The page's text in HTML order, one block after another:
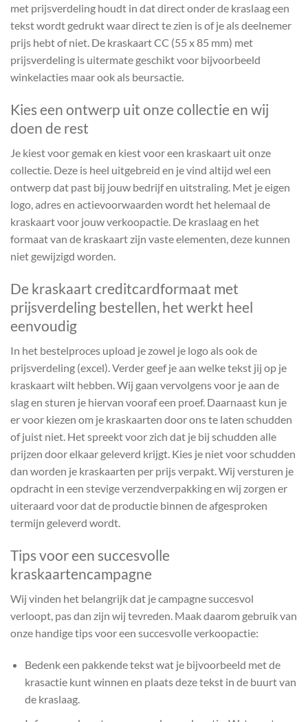
met prijsverdeling houdt in dat direct onder de kraslaag een
tekst wordt gedrukt waar direct te zien is of je als deelnemer
prijs hebt of niet. De kraskaart CC (55 x 85 mm) met
prijsverdeling is uitermate geschikt voor bijvoorbeeld
winkelacties maar ook als beursactie.
Kies een ontwerp uit onze collectie en wij
doen de rest
Je kiest voor gemak en kiest voor een kraskaart uit onze
collectie. Deze is heel uitgebreid en je vind altijd wel een
ontwerp dat past bij jouw bedrijf en uitstraling. Met je eigen
logo, adres en actievoorwaarden wordt het helemaal de
kraskaart voor jouw verkoopactie. De kraslaag en het
formaat van de kraskaart zijn vaste elementen, deze kunnen
niet gewijzigd worden.
De kraskaart creditcardformaat met
prijsverdeling bestellen, het werkt heel
eenvoudig
In het bestelproces upload je zowel je logo als ook de
prijsverdeling (excel). Verder geef je aan welke tekst jij op je
kraskaart wilt hebben. Wij gaan vervolgens voor je aan de
slag en sturen je hiervan vooraf een proef. Daarnaast kun je
er voor kiezen om je kraskaarten door ons te laten schudden
of juist niet. Het spreekt voor zich dat je bij schudden alle
prijzen door elkaar geleverd krijgt. Kies je niet voor schudden
dan worden je kraskaarten per prijs verpakt. Wij versturen je
opdracht in een stevige verzendverpakking en wij zorgen er
uiteraard voor dat de productie binnen de afgesproken
termijn geleverd wordt.
Tips voor een succesvolle
kraskaartencampagne
Wij vinden het belangrijk dat je campagne succesvol
verloopt, pas dan zijn wij tevreden. Maak daarom gebruik van
onze handige tips voor een succesvolle verkoopactie:
Bedenk een pakkende tekst wat je bijvoorbeeld met de
krasactie kunt winnen en plaats deze tekst in de buurt van
de kraslaag.